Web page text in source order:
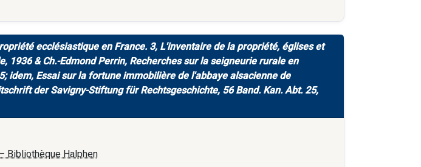
ecclésiastique en France. 3, L'inventaire de la propriété, églises et
& Ch.-Edmond Perrin, Recherches sur la seigneurie rurale en
idem, Essai sur la fortune immobilière de l'abbaye alsacienne de
der Savigny-Stiftung für Rechtsgeschichte, 56 Band. Kan. Abt. 25,
Bibliothèque Halphen